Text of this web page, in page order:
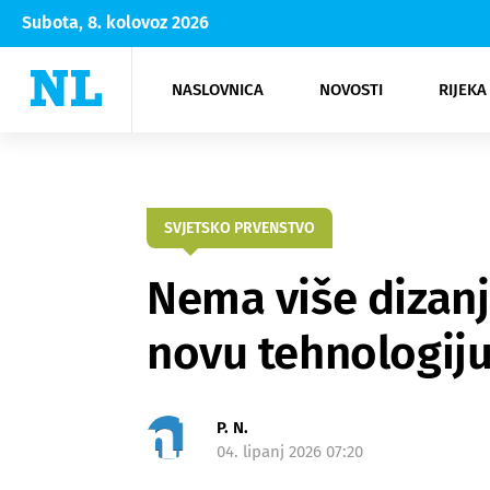
Subota, 8. kolovoz 2026
NASLOVNICA NOVOSTI
Rijeka Opatija
NK
Moda
Kultura
SVJETSKO PRVENSTVO
Nema više
novu
P. N.
04. lipanj 2026 07:20